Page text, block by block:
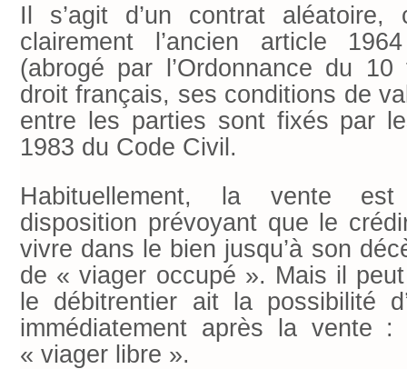
Il s’agit d’un contrat aléatoire,
clairement l’ancien article
(abrogé par l’Ordonnance du
droit français, ses conditions de
entre les parties sont fixés par
1983 du Code Civil.
Habituellement, la vente est
disposition prévoyant que le
vivre dans le bien jusqu’à son
de « viager occupé ». Mais il
le débitrentier ait la possibilité
immédiatement après la vente
« viager libre ».